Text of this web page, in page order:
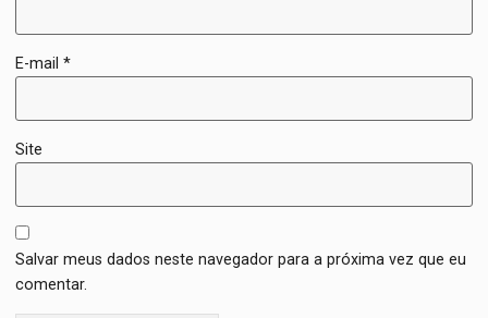
E-mail*
Site
Salvar meus dados neste navegador para a próxima vez que eu
comentar.